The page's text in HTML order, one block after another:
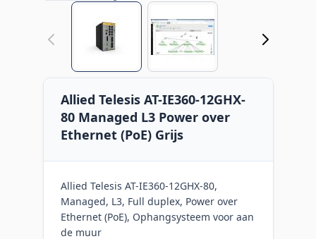
Allied Telesis AT-IE360-12GHX-
80 Managed L3 Power over
Ethernet (PoE) Grijs
Allied Telesis AT-IE360-12GHX-80,
Managed, L3, Full duplex, Power over
Ethernet (PoE), Ophangsysteem voor aan
de muur